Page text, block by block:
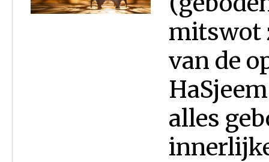
mitswot
van de
alles